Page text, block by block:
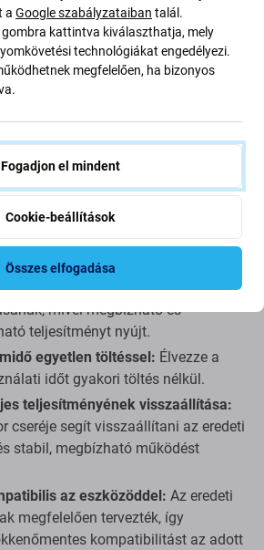
feliratú akkumulátorokat harmadik
a készülék gyártója.
úgy tervezték, hogy
akkumulátorok magas
esetekben minimális eltérések
akkumulátor vásárlásának fő
cseréjén:
alternatívája egy új
mivel megbízható és
teljesítményt nyújt.
egyetlen töltéssel: Élvezze a
időt gyakori töltés nélkül.
teljesítményének visszaállítása:
cseréje segít visszaállítani az eredeti
stabil, megbízható működést
az eszközöddel: Az eredeti
megfelelően tervezték, így
kompatibilitást az adott
a Google szabályzataiban talál.
gombra kattintva kiválaszthatja, mely
technológiákat engedélyezi.
megfelelően, ha bizonyos
Fogadjon el mindent
Cookie-beállítások
Összes elfogadása